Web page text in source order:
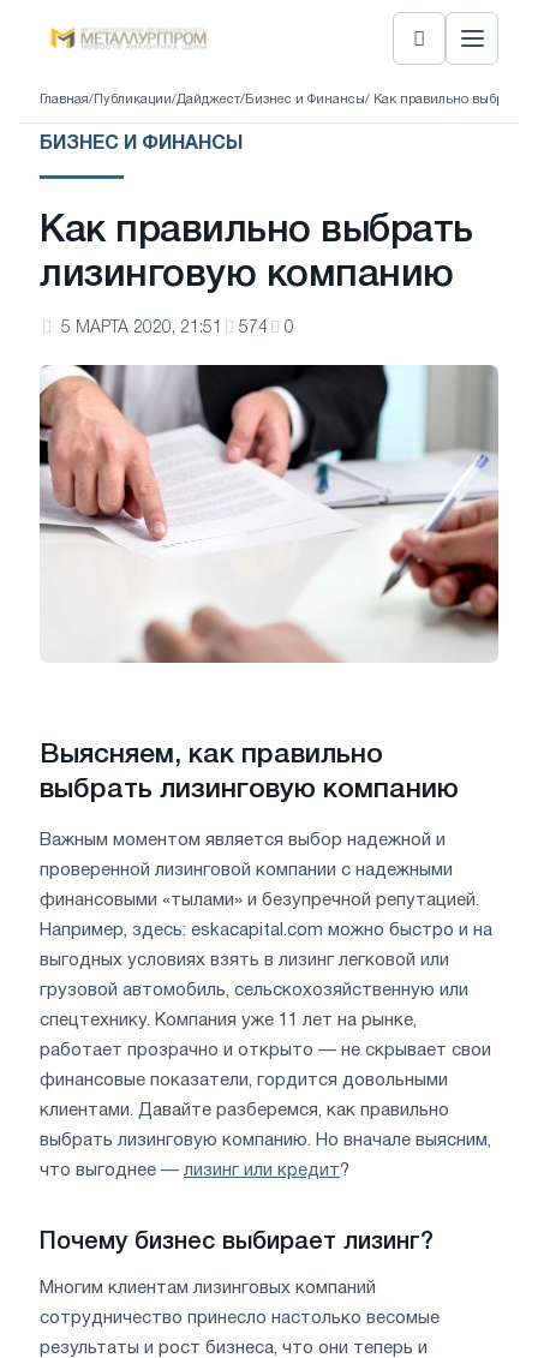
Главная/ Публикации/Дайджест/ Бизнес и Финансы/ Как правильно выбрать
БИЗНЕС И ФИНАНСЫ
Как правильно выбрать
лизинговую компанию
5 МАРТА 2020, 21:51 574 0
Выясняем, как правильно
выбрать лизинговую компанию
Важным моментом является выбор надежной и
проверенной лизинговой компании с надежными
финансовыми «тылами» и безупречной репутацией.
Например, здесь: eskacapital.com можно быстро и на
выгодных условиях взять в лизинг легковой или
грузовой автомобиль, сельскохозяйственную или
спецтехнику. Компания уже 11 лет на рынке,
работает прозрачно и открыто — не скрывает свои
финансовые показатели, гордится довольными
клиентами. Давайте разберемся, как правильно
выбрать лизинговую компанию. Но вначале выясним,
что выгоднее — лизинг или кредит?
Почему бизнес выбирает лизинг?
Многим клиентам лизинговых компаний
сотрудничество принесло настолько весомые
результаты и рост бизнеса, что они теперь и